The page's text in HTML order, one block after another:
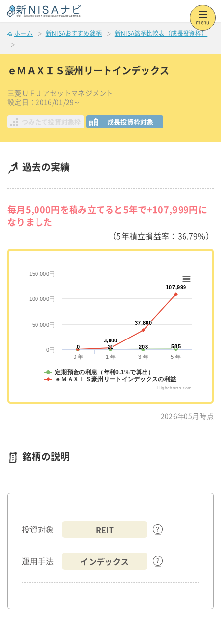
menu
ホーム 新NISAおすすめ銘柄 新NISA銘柄比較表（成長投資枠）
ｅＭＡＸＩＳ豪州リートインデックス
三菱ＵＦＪアセットマネジメント
設定日：2016/01/29～
つみたて投資対象枠 成長投資枠対象
過去の実績
毎月5,000円を積み立てると5年で+107,999円に
なりました
（5年積立損益率：36.79%）
0
0 21
21 208
208 585
585
3,000
3,000
37,800
37,800
107,999
107,999
定期預金の利息（年利0.1%で算出）
ｅＭＡＸＩＳ豪州リートインデックスの利益
0 年 1 年 3 年 5 年
0円
50,000円
100,000円
150,000円
Highcharts.com
2026年05月時点
銘柄の説明
投資対象 REIT
運用手法 インデックス